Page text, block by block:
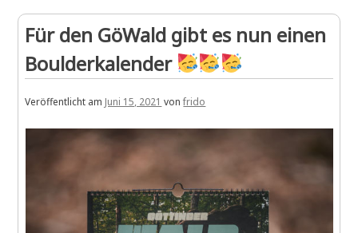
Für den GöWald gibt es nun einen
Boulderkalender
Veröffentlicht am Juni 15, 2021 vonfrido